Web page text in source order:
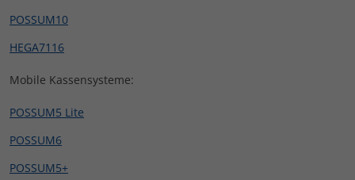
POSSUM10
HEGA7116
Mobile Kassensysteme:
POSSUM5 Lite
POSSUM6
POSSUM5+